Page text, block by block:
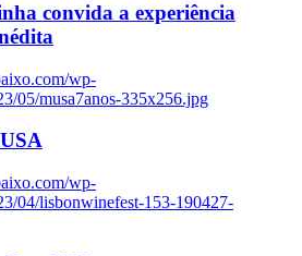
convida a experiência
wp-
05/musa7anos-335x256.jpg
wp-
04/lisbonwinefest-153-190427-